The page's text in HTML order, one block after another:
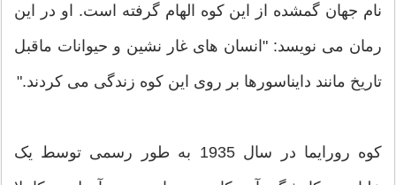
نام جهان گمشده از این کوه الهام گرفته است. او در این
رمان می نویسد: "انسان های غار نشین و حیوانات ماقبل
تاریخ مانند دایناسورها بر روی این کوه زندگی می کردند."
کوه رورایما در سال 1935 به طور رسمی توسط یک